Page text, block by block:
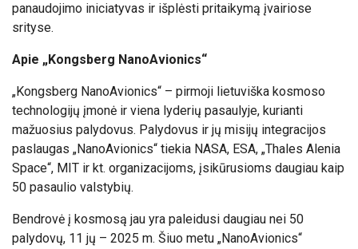
panaudojimo iniciatyvas ir išplėsti pritaikymą įvairiose
srityse.
Apie „Kongsberg NanoAvionics“
„Kongsberg NanoAvionics“ – pirmoji lietuviška kosmoso
technologijų įmonė ir viena lyderių pasaulyje, kurianti
mažuosius palydovus. Palydovus ir jų misijų integracijos
paslaugas „NanoAvionics“ tiekia NASA, ESA, „Thales Alenia
Space“, MIT ir kt. organizacijoms, įsikūrusioms daugiau kaip
50 pasaulio valstybių.
Bendrovė į kosmosą jau yra paleidusi daugiau nei 50
palydovų, 11 jų – 2025 m. Šiuo metu „NanoAvionics“